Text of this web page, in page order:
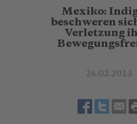
Mexiko:
beschweren
Verletzung
26.02.2013